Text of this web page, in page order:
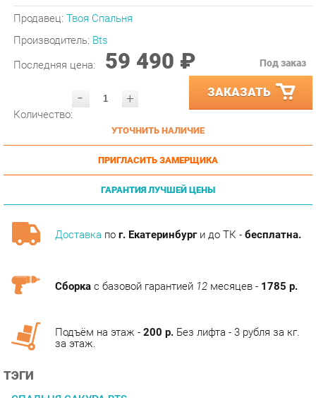
Производитель: Bts
Последняя цена: 59 490 ₽
- ЗАКАЗАТЬ
УТОЧНИТЬ НАЛИЧИЕ
ПРИГЛАСИТЬ ЗАМЕРЩИКА
ГАРАНТИЯ ЛУЧШЕЙ ЦЕНЫ
Доставкапог. Екатеринбурги до ТК -бесплатна.
ТЭГИ
ГОТОВЫЕ КОМПЛЕКТЫ САКУРА BTS